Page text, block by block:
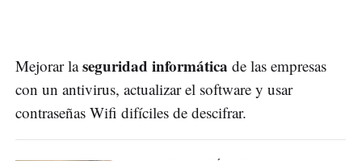
Mejorar laseguridad informática de las empresas
con un antivirus, actualizar el software y usar
contraseñas Wifi difíciles de descifrar.